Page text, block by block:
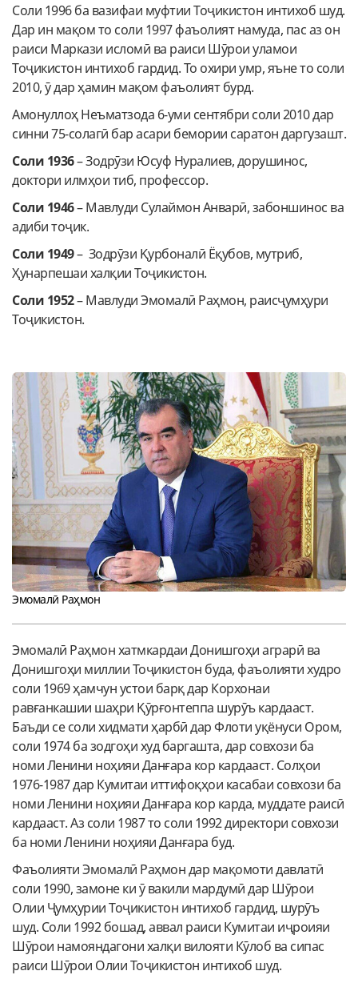
Соли 1996 ба вазифаи муфтии Тоҷикистон интихоб шуд.
Дар ин мақом то соли 1997 фаъолият намуда, пас аз он
раиси Маркази исломӣ ва раиси Шӯрои уламои
Тоҷикистон интихоб гардид. То охири умр, яъне то соли
2010, ӯ дар ҳамин мақом фаъолият бурд.
Амонуллоҳ Неъматзода 6-уми сентябри соли 2010 дар
синни 75-солагӣ бар асари бемории саратон даргузашт.
Соли 1936– Зодрӯзи Юсуф Нуралиев, дорушинос,
доктори илмҳои тиб, профессор.
Соли 1946– Мавлуди Сулаймон Анварӣ, забоншинос ва
адиби тоҷик.
Соли 1949– Зодрӯзи Қурбоналӣ Ёқубов, мутриб,
Ҳунарпешаи халқии Тоҷикистон.
Соли 1952– Мавлуди Эмомалӣ Раҳмон, раисҷумҳури
Тоҷикистон.
Эмомалӣ Раҳмон
Эмомалӣ Раҳмон хатмкардаи Донишгоҳи аграрӣ ва
Донишгоҳи миллии Тоҷикистон буда, фаъолияти худро
соли 1969 ҳамчун устои барқ дар Корхонаи
равғанкашии шаҳри Қӯрғонтеппа шурӯъ кардааст.
Баъди се соли хидмати ҳарбӣ дар Флоти уқёнуси Ором,
соли 1974 ба зодгоҳи худ баргашта, дар совхози ба
номи Ленини ноҳияи Данғара кор кардааст. Солҳои
1976-1987 дар Кумитаи иттифоқҳои касабаи совхози ба
номи Ленини ноҳияи Данғара кор карда, муддате раисӣ
кардааст. Аз соли 1987 то соли 1992 директори совхози
ба номи Ленини ноҳияи Данғара буд.
Фаъолияти Эмомалӣ Раҳмон дар мақомоти давлатӣ
соли 1990, замоне ки ӯ вакили мардумӣ дар Шӯрои
Олии Ҷумҳурии Тоҷикистон интихоб гардид, шурӯъ
шуд. Соли 1992 бошад, аввал раиси Кумитаи иҷроияи
Шӯрои намояндагони халқи вилояти Кӯлоб ва сипас
раиси Шӯрои Олии Тоҷикистон интихоб шуд.